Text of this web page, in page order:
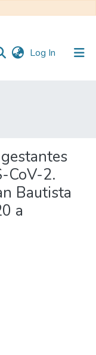
Log In (current)
CoV-2.
Bautista
a